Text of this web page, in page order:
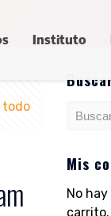
Instituto
todo
Mis
No
carrito.